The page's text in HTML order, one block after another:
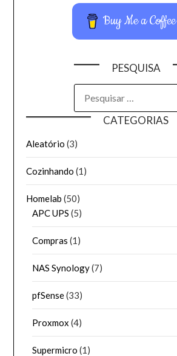
Buy Me a Coffee
PESQUISA
CATEGORIAS
Aleatório (3)
Cozinhando (1)
Homelab (50)
APC UPS (5)
Compras (1)
NAS Synology(7)
pfSense(33)
Proxmox (4)
Supermicro (1)